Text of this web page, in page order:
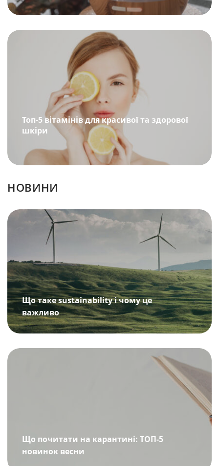
Топ-5 вітамінів для красивої та здорової
шкіри
НОВИНИ
Що таке sustainability і чому це
важливо
Що почитати на карантині: ТОП-5
новинок весни